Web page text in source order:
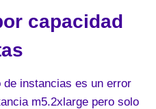
capacidad
de instancias es un error
m5.2xlarge pero solo